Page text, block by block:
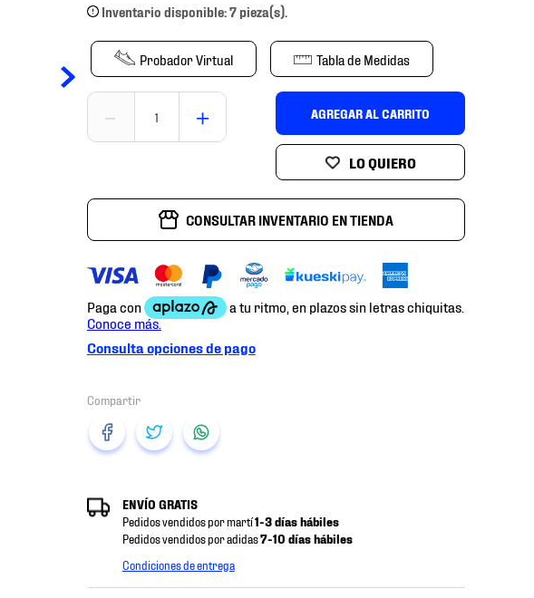
Inventario disponible: 7 pieza(s).
Probador Virtual Tabla de Medidas
＋
－ AGREGAR AL CARRITO
CONSULTAR INVENTARIO EN TIENDA
Consulta opciones de pago
ENVÍO GRATIS
Pedidos vendidos por martí1-3 días hábiles
Pedidos vendidos por adidas7-10 días hábiles
Condiciones de entrega